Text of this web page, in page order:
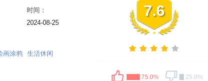
7.6
75.0% 25.0%
时间：
2024-08-25
画涂鸦 生活休闲